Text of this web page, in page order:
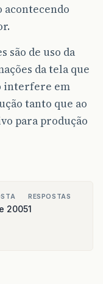
acontecendo
são de uso da
da tela que
interfere em
tanto que ao
para produção
2005
RESPOSTAS
1